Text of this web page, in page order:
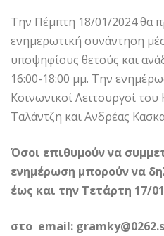
Την Πέμπτη 18/01/2024 θα
ενημερωτική συνάντηση
υποψηφίους θετούς και
16:00-18:00 μμ. Την
Κοινωνικοί Λειτουργοί
Ταλάντζη και Ανδρέας
Όσοι επιθυμούν να
ενημέρωση μπορούν να
έως και την Τετάρτη 17/
στο email: